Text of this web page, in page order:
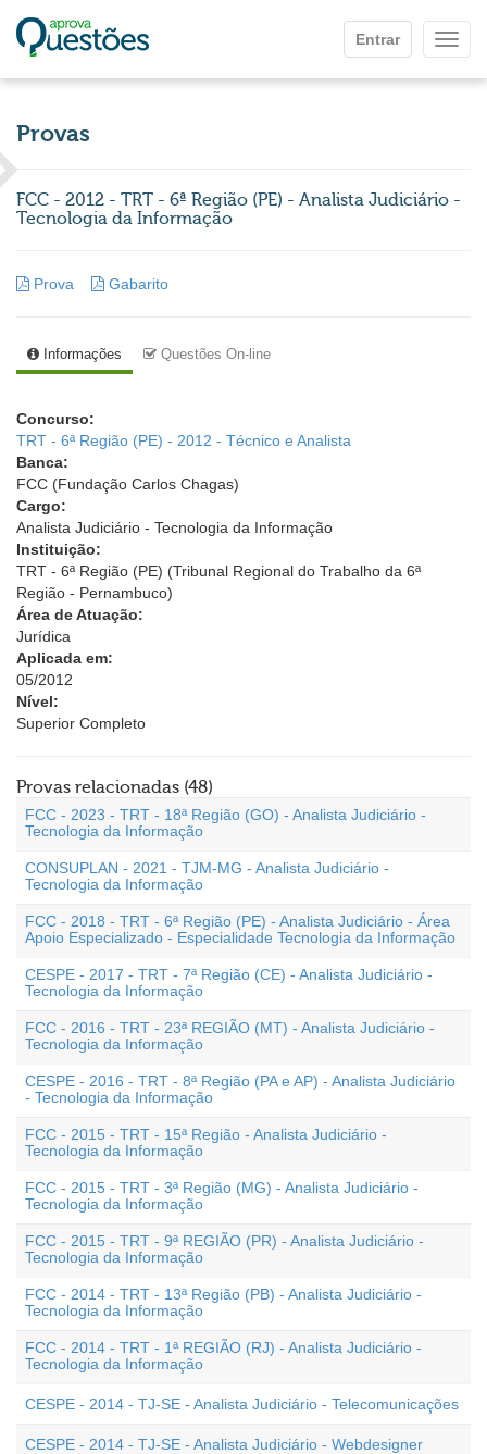
Entrar
Provas
FCC - 2012 - TRT - 6ª Região (PE) - Analista Judiciário -
Tecnologia da Informação
Prova Gabarito
Informações Questões On-line
Concurso:
TRT - 6ª Região (PE) - 2012 - Técnico e Analista
Banca:
FCC (Fundação Carlos Chagas)
Cargo:
Analista Judiciário - Tecnologia da Informação
Instituição:
TRT - 6ª Região (PE) (Tribunal Regional do Trabalho da 6ª
Região - Pernambuco)
Área de Atuação:
Jurídica
Aplicada em:
05/2012
Nível:
Superior Completo
Provas relacionadas (48)
FCC - 2023 - TRT - 18ª Região (GO) - Analista Judiciário -
Tecnologia da Informação
CONSUPLAN - 2021 - TJM-MG - Analista Judiciário -
Tecnologia da Informação
FCC - 2018 - TRT - 6ª Região (PE) - Analista Judiciário - Área
Apoio Especializado - Especialidade Tecnologia da Informação
CESPE - 2017 - TRT - 7ª Região (CE) - Analista Judiciário -
Tecnologia da Informação
FCC - 2016 - TRT - 23ª REGIÃO (MT) - Analista Judiciário -
Tecnologia da Informação
CESPE - 2016 - TRT - 8ª Região (PA e AP) - Analista Judiciário
- Tecnologia da Informação
FCC - 2015 - TRT - 15ª Região - Analista Judiciário -
Tecnologia da Informação
FCC - 2015 - TRT - 3ª Região (MG) - Analista Judiciário -
Tecnologia da Informação
FCC - 2015 - TRT - 9ª REGIÃO (PR) - Analista Judiciário -
Tecnologia da Informação
FCC - 2014 - TRT - 13ª Região (PB) - Analista Judiciário -
Tecnologia da Informação
FCC - 2014 - TRT - 1ª REGIÃO (RJ) - Analista Judiciário -
Tecnologia da Informação
CESPE - 2014 - TJ-SE - Analista Judiciário - Telecomunicações
CESPE - 2014 - TJ-SE - Analista Judiciário - Webdesigner